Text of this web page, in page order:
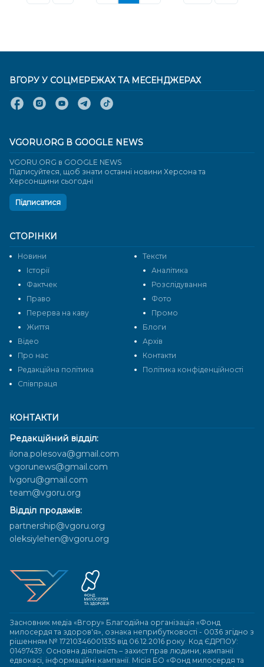
КОНТАКТИ
Редакційний відділ:
ilona.polesova@gmail.com
vgorunews@gmail.com
lvgoru@gmail.com
team@vgoru.org
Відділ продажів:
partnership@vgoru.org
oleksiylehen@vgoru.org
Засновник медіа «Вгору» Благодійна організація «Фонд
милосердя та здоров'я», ознака неприбутковості - 0036 згідно з
рішенням № 17210346001335 від 06.12.2016 року. Код ЄДРПОУ:
01497439. Основна діяльність – захист прав людини, кампанії
едвокасі, інформаційні кампанії. Місія БО «Фонд милосердя та
СТОРІНКИ
Новини
Тексти
Історії
Аналітика
Фактчек
Розслідування
Право
Фото
Перерва на каву
Промо
Життя
Блоги
Відео
Архів
Про нас
Контакти
Редакційна політика
Політика конфіденційності
Cпівпраця
ВГОРУ У СОЦМЕРЕЖАХ ТА МЕСЕНДЖЕРАХ
VGORU.ORG В GOOGLE NEWS
VGORU.ORG в GOOGLE NEWS
Підписуйтеся, щоб знати останні новини Херсона та
Херсонщини сьогодні
Підписатися